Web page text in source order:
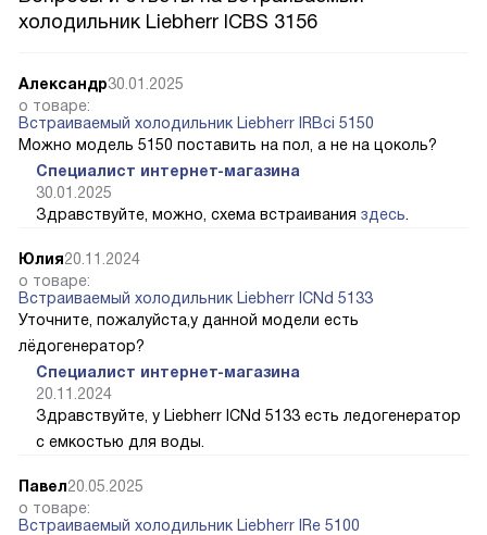
холодильник Liebherr ICBS 3156
Александр30.01.2025
о товаре:
Встраиваемый холодильник Liebherr IRBci 5150
Можно модель 5150 поставить на пол, а не на цоколь?
Специалист интернет-магазина
30.01.2025
Здравствуйте, можно, схема встраивания здесь
Юлия20.11.2024
о товаре:
Встраиваемый холодильник Liebherr ICNd 5133
Уточните, пожалуйста,у данной модели есть
лёдогенератор?
Специалист интернет-магазина
20.11.2024
Здравствуйте, у Liebherr ICNd 5133 есть ледогенератор
с емкостью для воды.
Павел20.05.2025
о товаре:
Встраиваемый холодильник Liebherr IRe 5100